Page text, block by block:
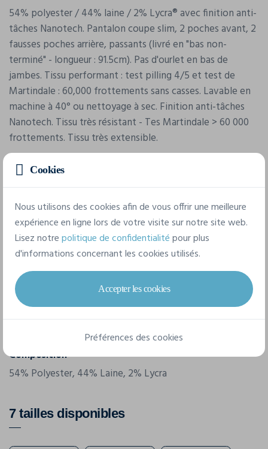
54% polyester / 44% laine / 2% Lycra® avec finition anti-
tâches Nanotech. Pantalon coupe slim, 2 poches avant, 2
fausses poches arrière, passants (livré en "bas non-
terminé" - longueur : 91.5cm). Pas d'ourlet en bas de
jambes. Tissu performant : test pilling 4/5 et test de
Martindale : 60,000 frottements sans casses. Lavable en
machine à 40° ou nettoyage à sec. Finition anti-tâches
Nanotech. Tissu très résistant - Tes Martindale > 60 000
frottements. Tissu très extensible.
Caractéristiques
Marque
Brook Taverner
Référence
2234
Grammage
Composition
54% Polyester, 44% Laine, 2% Lycra
7 tailles disponibles
Cookies
Nous utilisons des cookies afin de vous offrir une meilleure
expérience en ligne lors de votre visite sur notre site web.
Lisez notrepolitique de confidentialitépour plus
d'informations concernant les cookies utilisés.
Accepter les cookies
Préférences des cookies